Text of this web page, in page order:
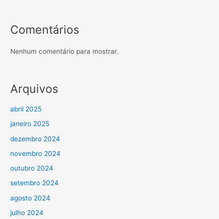
Comentários
Nenhum comentário para mostrar.
Arquivos
abril 2025
janeiro 2025
dezembro 2024
novembro 2024
outubro 2024
setembro 2024
agosto 2024
julho 2024